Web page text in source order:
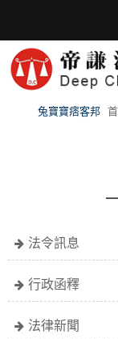
兔寶寶痞客邦
法令訊息
行政函釋
法律新聞